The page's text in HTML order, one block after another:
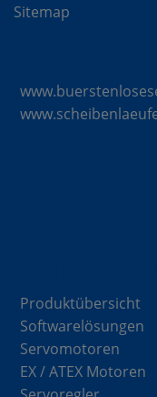
Sitemap
Produktübersicht
Softwarelösungen
Servomotoren
EX / ATEX Motoren